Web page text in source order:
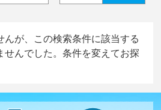
が、この検索条件に該当する
せんでした。条件を変えてお探